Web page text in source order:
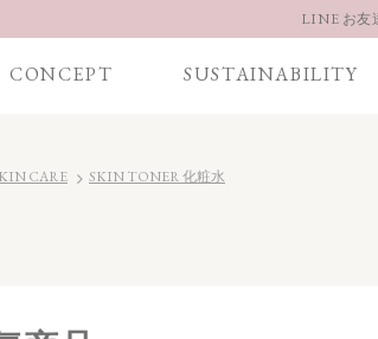
LINE お友
CONCEPT SUSTAINABILITY
CARE SKIN TONER 化粧水